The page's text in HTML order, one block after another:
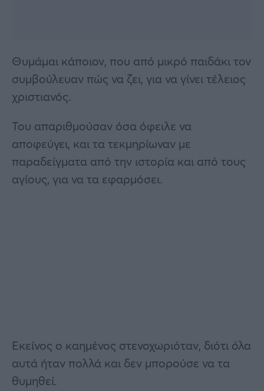
Θυμάμαι κάποιον, που από μικρό παιδάκι τον
συμβούλευαν πώς να ζει, για να γίνει τέλειος
χριστιανός.
Του απαριθμούσαν όσα όφειλε να
αποφεύγει, και τα τεκμηρίωναν με
παραδείγματα από την ιστορία και από τους
αγίους, για να τα εφαρμόσει.
Εκείνος ο καημένος στενοχωριόταν, διότι όλα
αυτά ήταν πολλά και δεν μπορούσε να τα
θυμηθεί.